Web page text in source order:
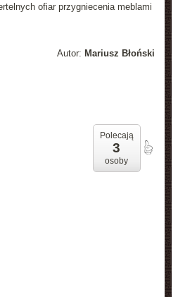
ofiar przygniecenia meblami
Autor: Mariusz Błoński
Polecają
3
osoby